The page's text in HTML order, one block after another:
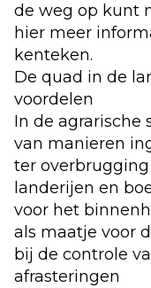
de weg op kunt
hier meer
kenteken.
De quad in de
voordelen
In de agrarische
van manieren
ter
landerijen en
voor het
als maatje voor
bij de controle
afrasteringen